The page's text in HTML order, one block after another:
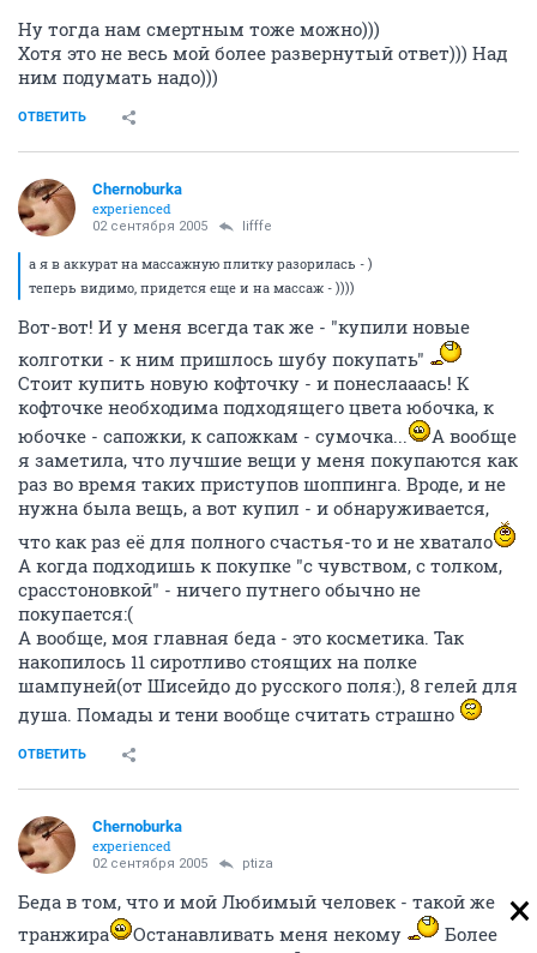
Ну тогда нам смертным тоже можно)))
Хотя это не весь мой более развернутый ответ))) Над
ним подумать надо)))
ОТВЕТИТЬ
Chernoburka
experienced
02 сентября 2005 lifffe
а я в аккурат на массажную плитку разорилась - )
теперь видимо, придется еще и на массаж - ))))
Вот-вот! И у меня всегда так же - "купили новые
колготки - к ним пришлось шубу покупать"
Стоит купить новую кофточку - и понеслааась! К
кофточке необходима подходящего цвета юбочка, к
юбочке - сапожки, к сапожкам - сумочка...
А вообще
я заметила, что лучшие вещи у меня покупаются как
раз во время таких приступов шоппинга. Вроде, и не
нужна была вещь, а вот купил - и обнаруживается,
что как раз её для полного счастья-то и не хватало
А когда подходишь к покупке "с чувством, с толком,
срасстоновкой" - ничего путнего обычно не
покупается:(
А вообще, моя главная беда - это косметика. Так
накопилось 11 сиротливо стоящих на полке
шампуней(от Шисейдо до русского поля:), 8 гелей для
душа. Помады и тени вообще считать страшно
ОТВЕТИТЬ
Chernoburka
experienced
02 сентября 2005 ptiza
Беда в том, что и мой Любимый человек - такой же
транжира
Останавливать меня некому
Более